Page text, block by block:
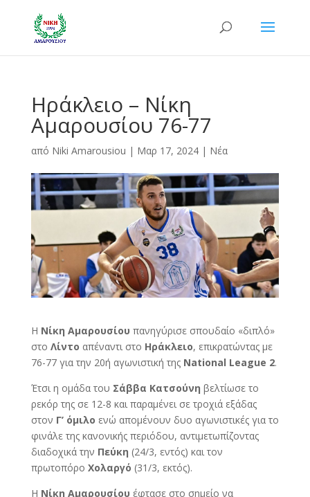
Ηράκλειο – Νίκη
Αμαρουσίου 76-77
από Niki Amarousiou | Μαρ 17, 2024| Νέα
Η Νίκη Αμαρουσίου πανηγύρισε σπουδαίο «διπλό»
στο Λίντο απέναντι στο Ηράκλειο, επικρατώντας με
76-77 για την 20ή αγωνιστική της National League 2.
Έτσι η ομάδα του Σάββα Κατσούνη βελτίωσε το
ρεκόρ της σε 12-8 και παραμένει σε τροχιά εξάδας
στον Γ’ όμιλο ενώ απομένουν δυο αγωνιστικές για το
φινάλε της κανονικής περιόδου, αντιμετωπίζοντας
διαδοχικά την Πεύκη (24/3, εντός) και τον
πρωτοπόρο Χολαργό (31/3, εκτός).
Η Νίκη Αμαρουσίου έφτασε στο σημείο να